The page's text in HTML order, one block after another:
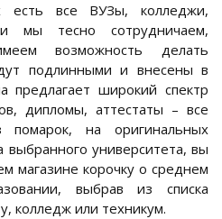
все ВУЗы, колледжи,
мы тесно сотрудничаем,
возможность делать
подлинными и внесены в
широкий спектр
дипломы, аттестаты – все
помарок, на оригинальных
университета, вы
магазине корочку о среднем
выбрав из списка
колледж или техникум.